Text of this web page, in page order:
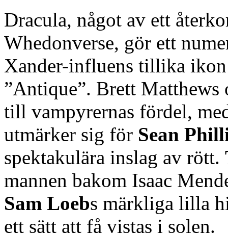
Dracula, något av ett
Whedonverse, gör ett
Xander-influens tillika
”Antique”. Brett
till vampyrernas fördel,
utmärker sig för Sean
spektakulära inslag av rött.
mannen bakom Isaac
Sam Loebs märkliga lilla
ett sätt att få vistas i solen.